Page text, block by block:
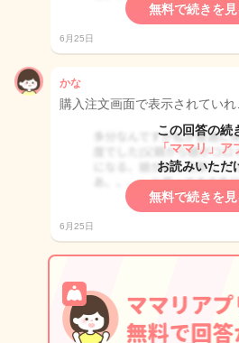
無料で続きを
6月25日
かな
購入注文画面で表示されていれ
この回答の続
「ママリ」ア
お読みいただ
無料で続きを
6月25日